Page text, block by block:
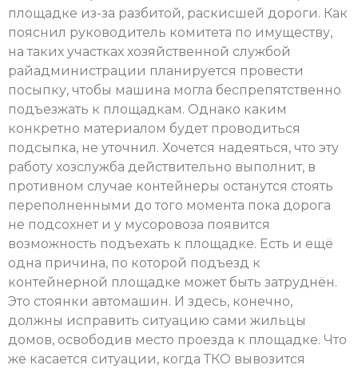
площадке из-за разбитой, раскисшей дороги. Как
пояснил руководитель комитета по имуществу,
на таких участках хозяйственной службой
райадминистрации планируется провести
посыпку, чтобы машина могла беспрепятственно
подъезжать к площадкам. Однако каким
конкретно материалом будет проводиться
подсыпка, не уточнил. Хочется надеяться, что эту
работу хозслужба действительно выполнит, в
противном случае контейнеры останутся стоять
переполненными до того момента пока дорога
не подсохнет и у мусоровоза появится
возможность подъехать к площадке. Есть и ещё
одна причина, по которой подъезд к
контейнерной площадке может быть затруднён.
Это стоянки автомашин. И здесь, конечно,
должны исправить ситуацию сами жильцы
домов, освободив место проезда к площадке. Что
же касается ситуации, когда ТКО вывозится